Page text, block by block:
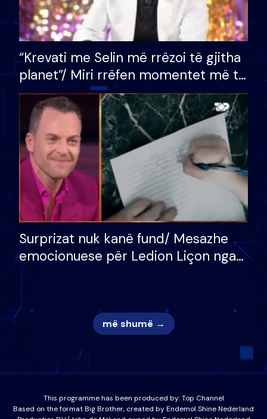
“Krevati me Selin më rrëzoi të gjitha
planet”/ Miri rrëfen momentet më të
bukura në shtëpinë e BB VIP: Do më
mungojë zilja e mëngjesit kur…
Surprizat nuk kanë fund/ Mesazhe
emocionuese për Ledion Liçon nga
nëna dhe fëmijët e tij, moderatori
më shumë →
This programme has been produced by:Top Channel
Based on the format Big Brother, created by Endemol Shine Nederland